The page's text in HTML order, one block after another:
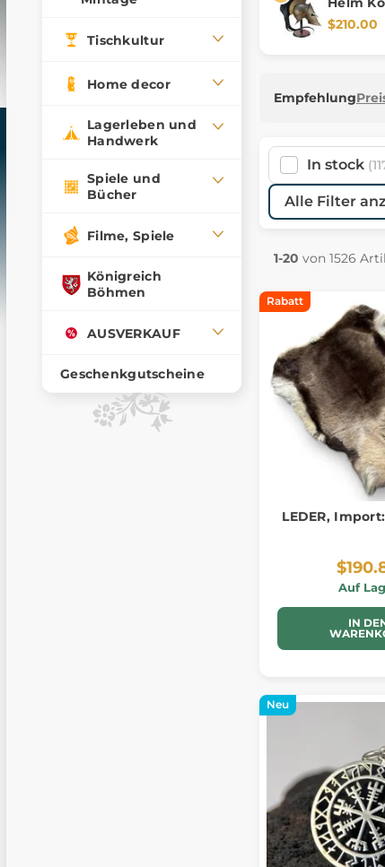
Tischkultur
Home decor
Lagerleben und
Handwerk
Spiele und
Bücher
Filme, Spiele
Königreich
Böhmen
AUSVERKAUF
Geschenkgutscheine
Film 300
$210.00
Empfehlung
In stock
Alle Filter
1-20 von 1526
Rabatt
LEDER,
Auf
IN
Neu